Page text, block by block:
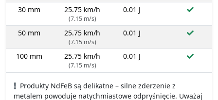
30 mm 25.75 km/h
(7.15 m/s)
0.01 J
50 mm 25.75 km/h
(7.15 m/s)
0.01 J
100 mm 25.75 km/h
(7.15 m/s)
0.01 J
Produkty NdFeB są delikatne – silne zderzenie z
metalem powoduje natychmiastowe odpryśnięcie. Uważaj